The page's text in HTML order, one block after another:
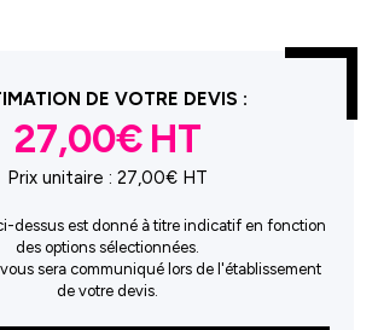
DE VOTRE DEVIS :
27,00€
Prix unitaire : 27,00€ HT
dessus est donné à titre indicatif en fonction
des options sélectionnées.
sera communiqué lors de l'établissement
de votre devis.